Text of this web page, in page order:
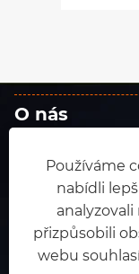
O nás
Kontaktujte
Používáme
nabídli
přizpůsobili
webu